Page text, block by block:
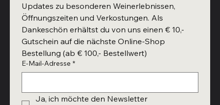
Updates zu besonderen Weinerlebnissen,
Öffnungszeiten und Verkostungen. Als
Dankeschön erhältst du von uns einen € 10,-
Gutschein auf die nächste Online-Shop
Bestellung (ab € 100,- Bestellwert)
E-Mail-Adresse *
Ja, ich möchte den Newsletter